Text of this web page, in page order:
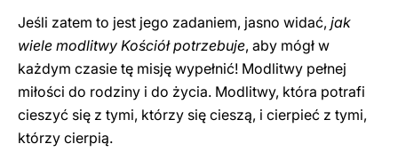
Jeśli zatem to jest jego zadaniem, jasno widać, jak
wiele modlitwy Kościół potrzebuje, aby mógł w
każdym czasie tę misję wypełnić! Modlitwy pełnej
miłości do rodziny i do życia. Modlitwy, która potrafi
cieszyć się z tymi, którzy się cieszą, i cierpieć z tymi,
którzy cierpią.